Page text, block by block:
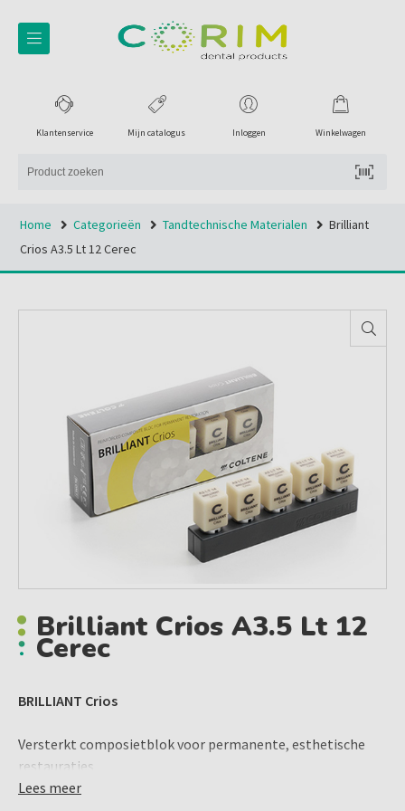
Winkelwagen
Inloggen
Mijn catalogus
Klantenservice
Home Categorieën Tandtechnische Materialen
Brilliant
Crios A3.5 Lt 12 Cerec
Brilliant Crios A3.5 Lt 12
Cerec
BRILLIANT Crios
Versterkt composietblok voor permanente, esthetische
restauraties
Lees meer